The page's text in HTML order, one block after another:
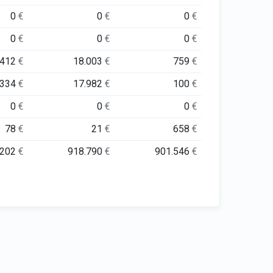
0€ 0€ 0€
0€ 0€ 0€
€ 18.003€ 759€
€ 17.982€ 100€
0€ 0€ 0€
78€ 21€ 658€
€ 918.790€ 901.546€